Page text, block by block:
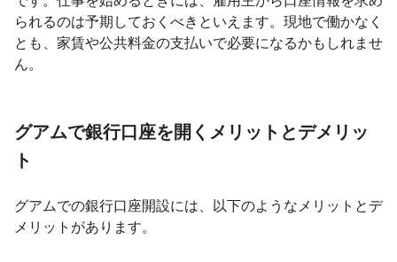
られるのは予期しておくべきといえます。現地で働かなく
とも、家賃や公共料金の支払いで必要になるかもしれませ
ん。
グアムで銀行口座を開くメリットとデメリッ
ト
グアムでの銀行口座開設には、以下のようなメリットとデ
メリットがあります。